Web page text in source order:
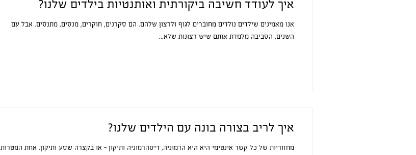
איך לעודד חשיבה ביקורתית ואותנטיות בילדים שלנו?
אנו מאמינים שילדים נולדים מחוברים לגוף ולרצון שלהם. הם סקרנים, חוקרים, מנסים, מתנסים. אבל עם
השנים, הסביבה מלמדת אותם שיש רצונות שלא...
איך לריב בצורה בונה עם הילדים שלנו?
מחזוריות של כל קשר אינטימי היא היא הרמוניה, דיסהרמוניה ותיקון - או בקצרה שסע ותיקון. אחת המטרות